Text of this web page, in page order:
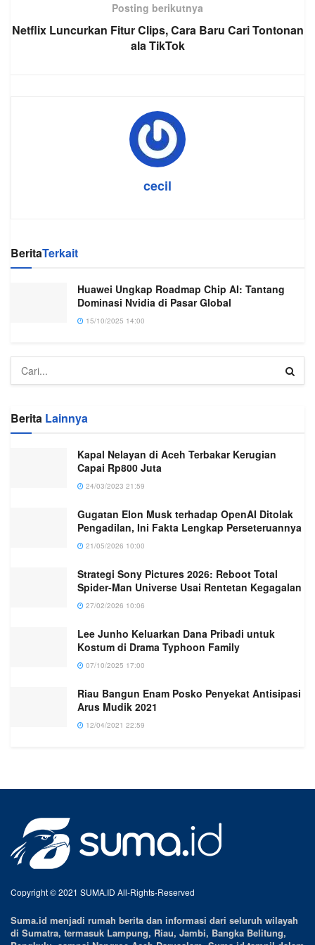
Posting berikutnya
Netflix Luncurkan Fitur Clips, Cara Baru Cari Tontonan
ala TikTok
cecil
BeritaTerkait
Huawei Ungkap Roadmap Chip AI: Tantang
Dominasi Nvidia di Pasar Global
15/10/2025 14:00
Berita Lainnya
Kapal Nelayan di Aceh Terbakar Kerugian
Capai Rp800 Juta
24/03/2023 21:59
Gugatan Elon Musk terhadap OpenAI Ditolak
Pengadilan, Ini Fakta Lengkap Perseteruannya
21/05/2026 10:00
Strategi Sony Pictures 2026: Reboot Total
Spider-Man Universe Usai Rentetan Kegagalan
27/02/2026 10:06
Lee Junho Keluarkan Dana Pribadi untuk
Kostum di Drama Typhoon Family
07/10/2025 17:00
Riau Bangun Enam Posko Penyekat Antisipasi
Arus Mudik 2021
12/04/2021 22:59
Copyright © 2021 SUMA.ID All-Rights-Reserved
Suma.id menjadi rumah berita dan informasi dari seluruh wilayah
di Sumatra, termasuk Lampung, Riau, Jambi, Bangka Belitung,